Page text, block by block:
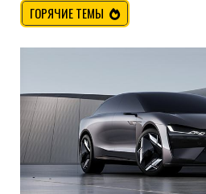
ГОРЯЧИЕ ТЕМЫ